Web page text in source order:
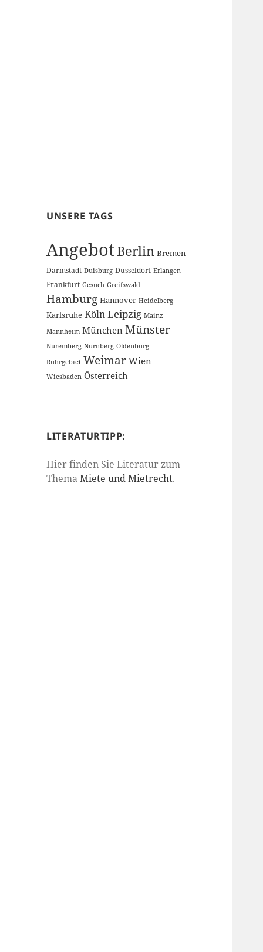
UNSERE TAGS
AngebotBerlin Bremen
Darmstadt Duisburg Düsseldorf Erlangen
Frankfurt Gesuch Greifswald
Hamburg Hannover Heidelberg
Karlsruhe KölnLeipzig Mainz
Mannheim München Münster
Nuremberg Nürnberg Oldenburg
Ruhrgebiet WeimarWien
Wiesbaden Österreich
LITERATURTIPP:
Hier finden Sie Literatur zum
ThemaMiete und Mietrecht.